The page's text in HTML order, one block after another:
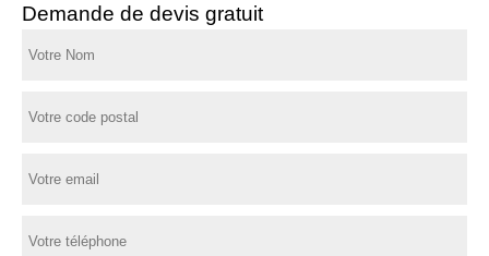
Demande de devis gratuit